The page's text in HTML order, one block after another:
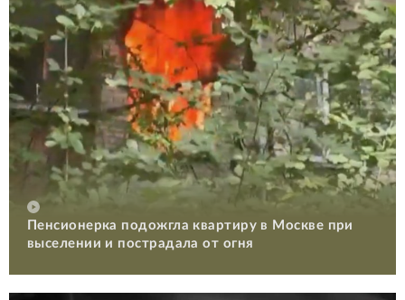
Пенсионерка подожгла квартиру в Москве при
выселении и пострадала от огня